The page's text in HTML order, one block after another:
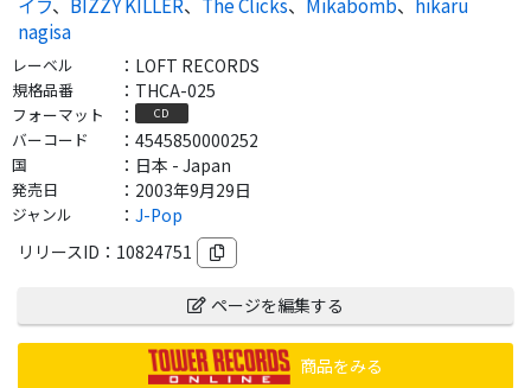
nagisa
レーベル ： LOFT RECORDS
規格品番 ： THCA-025
フォーマット ： CD
バーコード ： 4545850000252
国 ： 日本 - Japan
発売日 ： 2003年9月29日
ジャンル ： J-Pop
リリースID： 10824751
ページを編集する
商品をみる